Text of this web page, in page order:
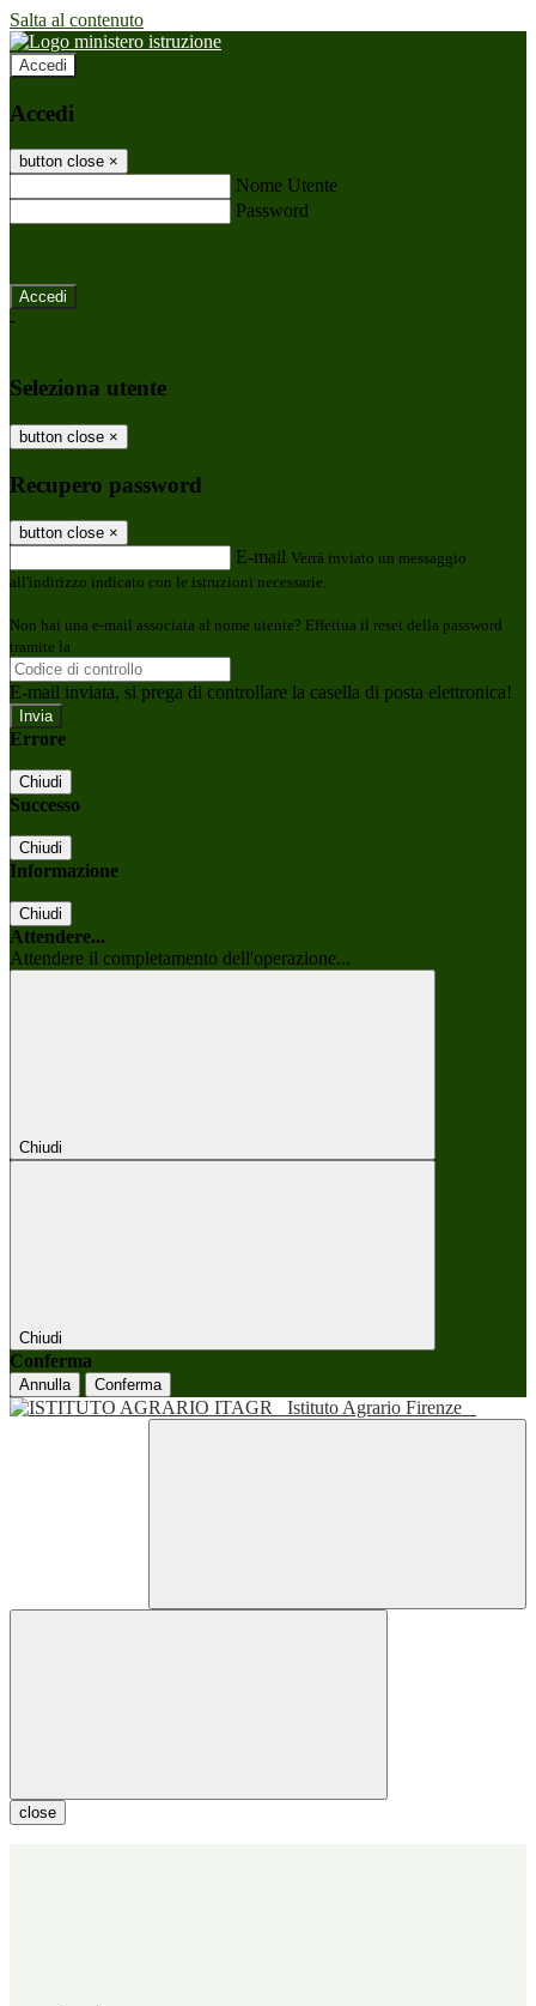
Salta al contenuto
Accedi
Accedi
button close ×
Nome Utente
Password
-
Seleziona utente
button close ×
Recupero password
button close ×
E-mail Verrà inviato un messaggio
all'indirizzo indicato con le istruzioni necessarie.
Non hai una e-mail associata al nome utente? Effettua il reset della password
tramite la
E-mail inviata, si prega di controllare la casella di posta elettronica!
Errore
Chiudi
Successo
Chiudi
Informazione
Chiudi
Attendere...
Attendere il completamento dell'operazione...
Chiudi
Chiudi
Conferma
Annulla Conferma
Istituto Agrario Firenze
close